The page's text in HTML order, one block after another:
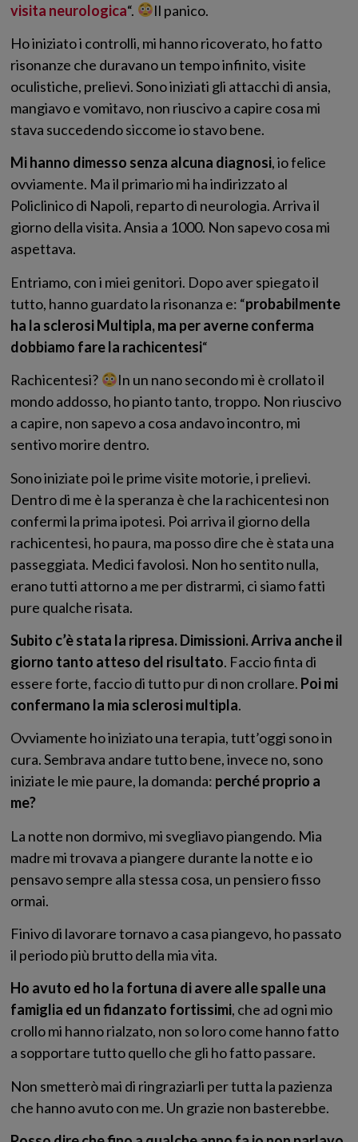
visita neurologica“.
Il panico.
Ho iniziato i controlli, mi hanno ricoverato, ho fatto
risonanze che duravano un tempo infinito, visite
oculistiche, prelievi. Sono iniziati gli attacchi di ansia,
mangiavo e vomitavo, non riuscivo a capire cosa mi
stava succedendo siccome io stavo bene.
Mi hanno dimesso senza alcuna diagnosi, io felice
ovviamente. Ma il primario mi ha indirizzato al
Policlinico di Napoli, reparto di neurologia. Arriva il
giorno della visita. Ansia a 1000. Non sapevo cosa mi
aspettava.
Entriamo, con i miei genitori. Dopo aver spiegato il
tutto, hanno guardato la risonanza e: “probabilmente
ha la sclerosi Multipla, ma per averne conferma
dobbiamo fare la rachicentesi“
Rachicentesi?
In un nano secondo mi è crollato il
mondo addosso, ho pianto tanto, troppo. Non riuscivo
a capire, non sapevo a cosa andavo incontro, mi
sentivo morire dentro.
Sono iniziate poi le prime visite motorie, i prelievi.
Dentro di me è la speranza è che la rachicentesi non
confermi la prima ipotesi. Poi arriva il giorno della
rachicentesi, ho paura, ma posso dire che è stata una
passeggiata. Medici favolosi. Non ho sentito nulla,
erano tutti attorno a me per distrarmi, ci siamo fatti
pure qualche risata.
Subito c’è stata la ripresa. Dimissioni. Arriva anche il
giorno tanto atteso del risultato. Faccio finta di
essere forte, faccio di tutto pur di non crollare. Poi mi
confermano la mia sclerosi multipla.
Ovviamente ho iniziato una terapia, tutt’oggi sono in
cura. Sembrava andare tutto bene, invece no, sono
iniziate le mie paure, la domanda: perché proprio a
me?
La notte non dormivo, mi svegliavo piangendo. Mia
madre mi trovava a piangere durante la notte e io
pensavo sempre alla stessa cosa, un pensiero fisso
ormai.
Finivo di lavorare tornavo a casa piangevo, ho passato
il periodo più brutto della mia vita.
Ho avuto ed ho la fortuna di avere alle spalle una
famiglia ed un fidanzato fortissimi, che ad ogni mio
crollo mi hanno rialzato, non so loro come hanno fatto
a sopportare tutto quello che gli ho fatto passare.
Non smetterò mai di ringraziarli per tutta la pazienza
che hanno avuto con me. Un grazie non basterebbe.